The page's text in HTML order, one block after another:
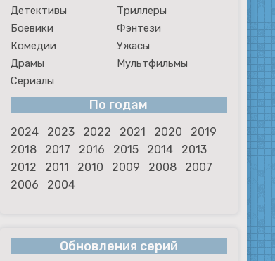
Детективы
Триллеры
Боевики
Фэнтези
Комедии
Ужасы
Драмы
Мультфильмы
Сериалы
По годам
2024 2023 2022 2021 2020
2019
2018
2017 2016 2015 2014
2013
2012
2011 2010 2009 2008
2007
2006
2004
Обновления серий